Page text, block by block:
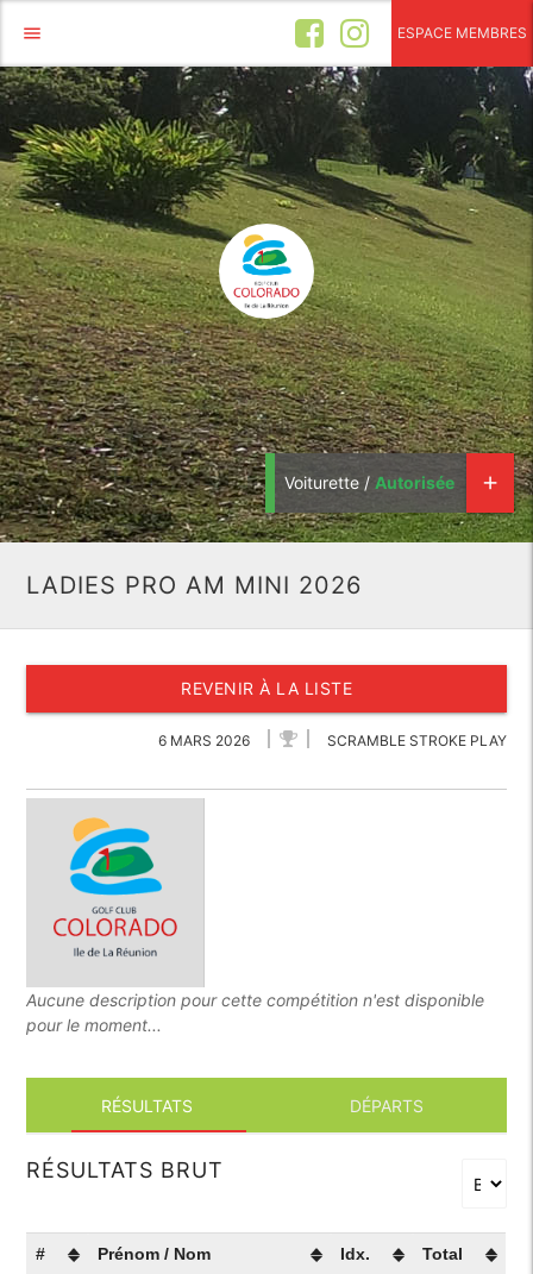
menu ESPACE MEMBRES
Voiturette / Autorisée add
LADIES PRO AM MINI 2026
REVENIR À LA LISTE
6 MARS 2026 SCRAMBLE STROKE PLAY
Aucune description pour cette compétition n'est disponible
pour le moment...
RÉSULTATS DÉPARTS
RÉSULTATS BRUT
# Prénom / Nom Idx. Total